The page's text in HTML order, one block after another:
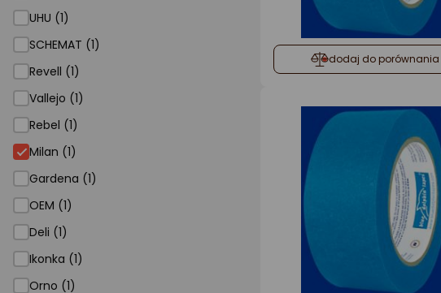
UHU (1)
SCHEMAT (1)
Revell (1)
Vallejo (1)
Rebel (1)
Milan (1)
Gardena (1)
OEM (1)
Deli (1)
Ikonka (1)
Orno (1)
dodaj do porównania